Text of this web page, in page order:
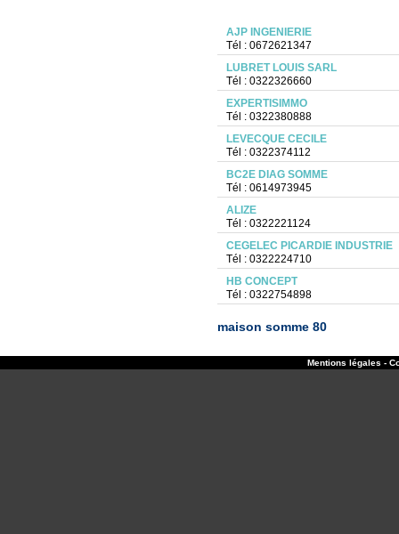
AJP INGENIERIE
Tél : 0672621347
LUBRET LOUIS SARL
Tél : 0322326660
EXPERTISIMMO
Tél : 0322380888
LEVECQUE CECILE
Tél : 0322374112
BC2E DIAG SOMME
Tél : 0614973945
ALIZE
Tél : 0322221124
CEGELEC PICARDIE INDUSTRIE
Tél : 0322224710
HB CONCEPT
Tél : 0322754898
maison somme 80
Mentions légales -